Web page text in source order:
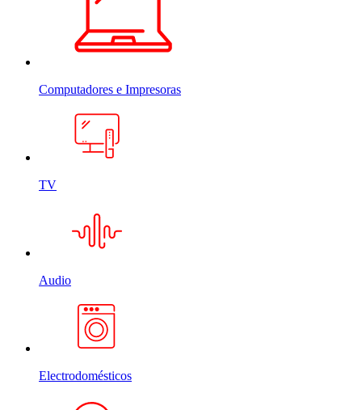
Computadores e Impresoras
TV
Audio
Electrodomésticos